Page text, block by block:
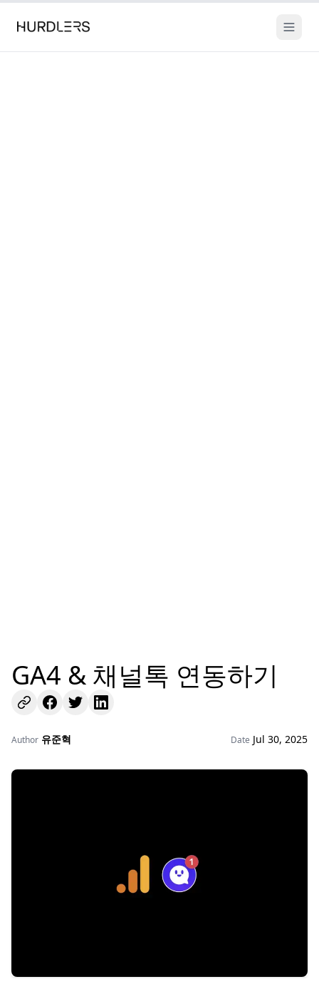
GA4 & 채널톡 연동하기
Author 유준혁 Date Jul 30, 2025